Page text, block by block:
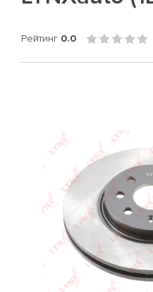
Рейтинг 0.0